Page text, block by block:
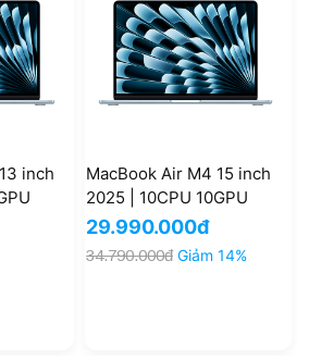
inch
MacBook Air M4 15 inch
2025 | 10CPU 10GPU
16GB 256GB (New CPO)
29.990.000đ
34.790.000đ Giảm 14%